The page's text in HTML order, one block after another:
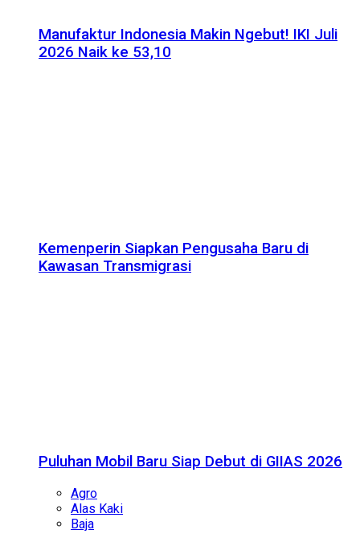
Manufaktur Indonesia Makin Ngebut! IKI Juli
2026 Naik ke 53,10
Kemenperin Siapkan Pengusaha Baru di
Kawasan Transmigrasi
Puluhan Mobil Baru Siap Debut di GIIAS 2026
Agro
Alas Kaki
Baja